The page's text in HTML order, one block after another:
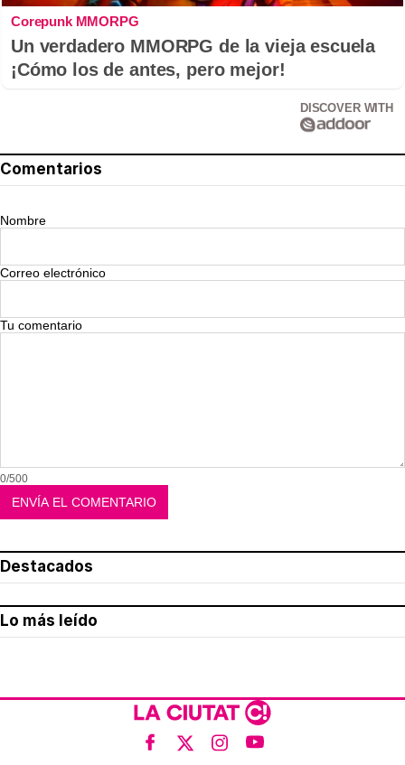
Corepunk MMORPG
Un verdadero MMORPG de la vieja escuela
¡Cómo los de antes, pero mejor!
DISCOVER WITH
Comentarios
Nombre
Correo electrónico
Tu comentario
0/500
Destacados
Lo más leído